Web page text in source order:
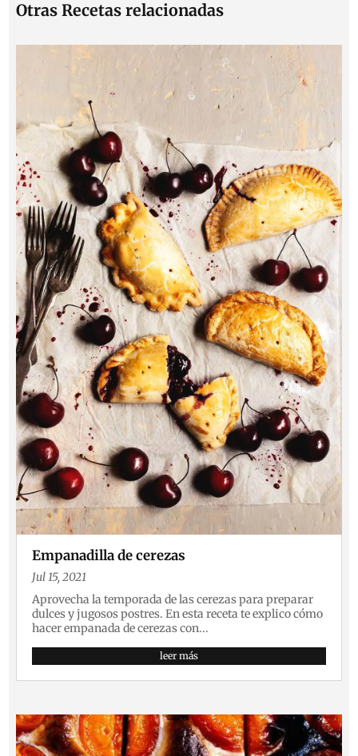
Otras Recetas relacionadas
Empanadilla de cerezas
Jul 15, 2021
Aprovecha la temporada de las cerezas para preparar
dulces y jugosos postres. En esta receta te explico cómo
hacer empanada de cerezas con...
leer más